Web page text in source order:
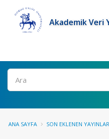
Akademik Veri
Ara
ANA SAYFA SON EKLENEN YAYINLAR